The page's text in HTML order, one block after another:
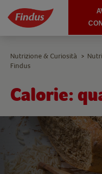
Calorie:
Nutrizione & Curiosità >
Findus